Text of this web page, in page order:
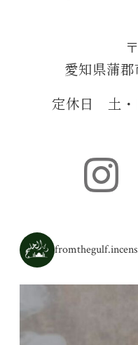
愛知県蒲
定休日 土・